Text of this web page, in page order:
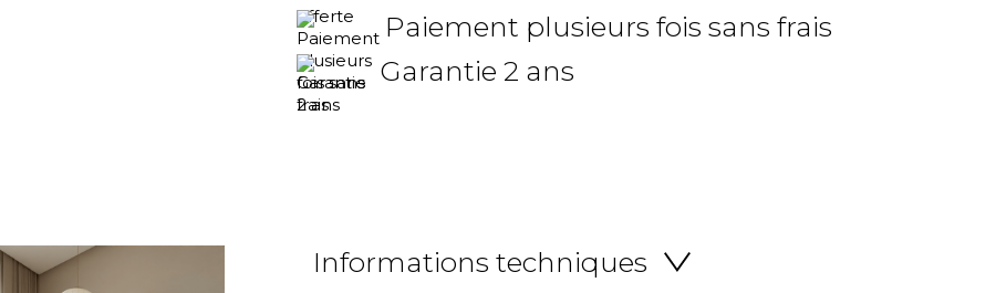
Paiement plusieurs fois sans frais
Garantie 2 ans
Informations techniques